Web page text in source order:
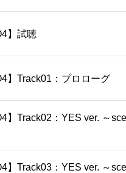
】試聴
】Track01：プロローグ
】Track02：YES ver. ～
】Track03：YES ver. ～